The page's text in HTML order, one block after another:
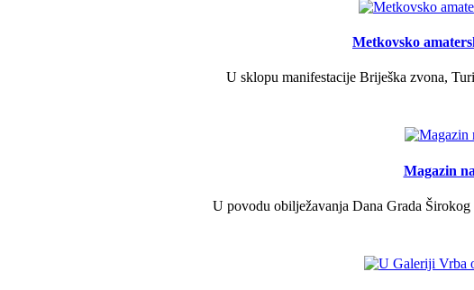
Metkovsko
U sklopu manifestacije Briješka zvona,
Magazin
U povodu obilježavanja Dana Grada